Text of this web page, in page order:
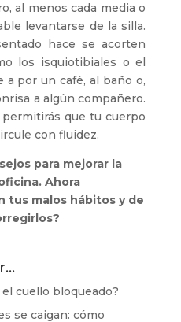
al menos cada media o
levantarse de la silla.
hace se acorten
los isquiotibiales o el
a por un café, al baño o,
a algún compañero.
que tu cuerpo
con fluidez.
para mejorar la
Ahora
tus malos hábitos y de
cuello bloqueado?
se caigan: cómo